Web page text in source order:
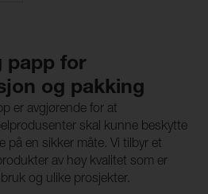
papp for
og pakking
er avgjørende for at
skal kunne beskytte
på en sikker måte. Vi tilbyr et
av høy kvalitet som er
og ulike prosjekter.